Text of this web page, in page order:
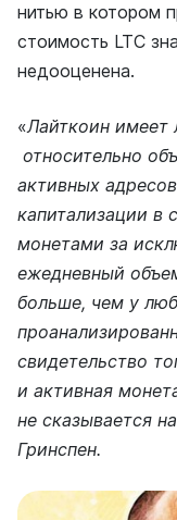
нитью в котором
стоимость LTC
недооценена.
«Лайткоин имеет
относительно
активных
капитализации в
монетами за
ежедневный
больше, чем у
свидетельство
и активная
не сказывается
Гринспен.